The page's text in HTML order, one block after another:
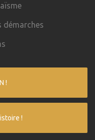
démarches
!
!